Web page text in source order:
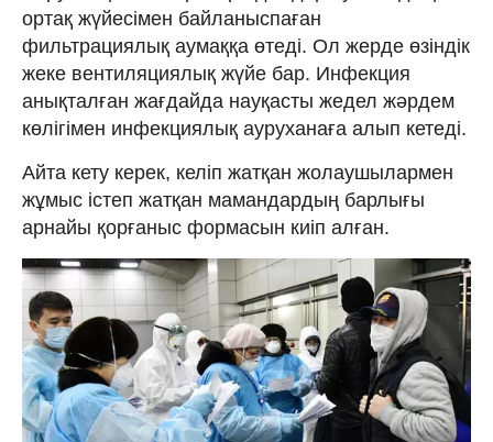
ортақ жүйесімен байланыспаған
фильтрациялық аумаққа өтеді. Ол жерде өзіндік
жеке вентиляциялық жүйе бар. Инфекция
анықталған жағдайда науқасты жедел жәрдем
көлігімен инфекциялық ауруханаға алып кетеді.
Айта кету керек, келіп жатқан жолаушылармен
жұмыс істеп жатқан мамандардың барлығы
арнайы қорғаныс формасын киіп алған.